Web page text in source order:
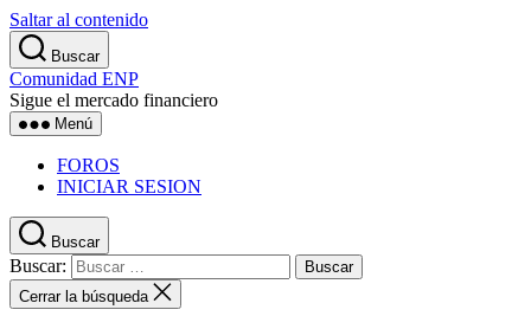
Saltar al contenido
Buscar
Comunidad ENP
Sigue el mercado financiero
Menú
FOROS
INICIAR SESION
Buscar
Buscar:
Cerrar la búsqueda